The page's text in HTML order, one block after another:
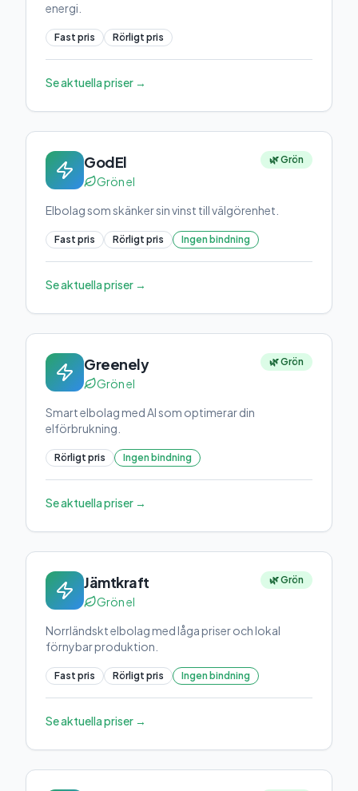
energi.
Fast pris Rörligt pris
Se aktuella priser →
GodEl
Grön el
🌿 Grön
Elbolag som skänker sin vinst till välgörenhet.
Fast pris Rörligt pris Ingen bindning
Se aktuella priser →
Greenely
Grön el
🌿 Grön
Smart elbolag med AI som optimerar din
elförbrukning.
Rörligt pris Ingen bindning
Se aktuella priser →
Jämtkraft
Grön el
🌿 Grön
Norrländskt elbolag med låga priser och lokal
förnybar produktion.
Fast pris Rörligt pris Ingen bindning
Se aktuella priser →